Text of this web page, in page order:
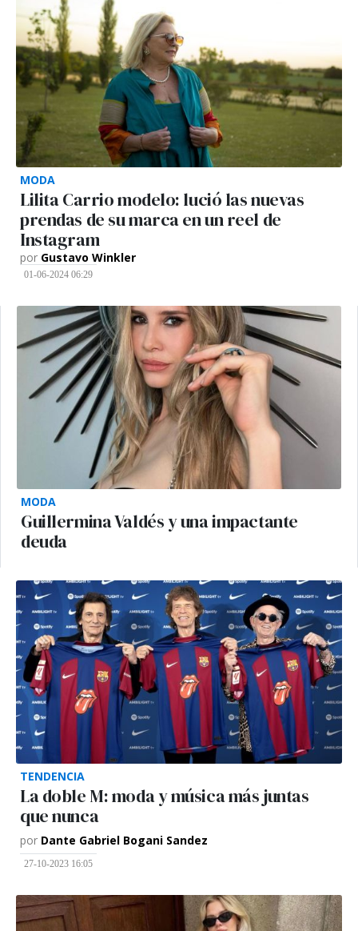
MODA
Lilita Carrio modelo: lució las nuevas
prendas de su marca en un reel de
Instagram
por Gustavo Winkler
01-06-2024 06:29
MODA
Guillermina Valdés y una impactante
deuda
TENDENCIA
La doble M: moda y música más juntas
que nunca
por Dante Gabriel Bogani Sandez
27-10-2023 16:05